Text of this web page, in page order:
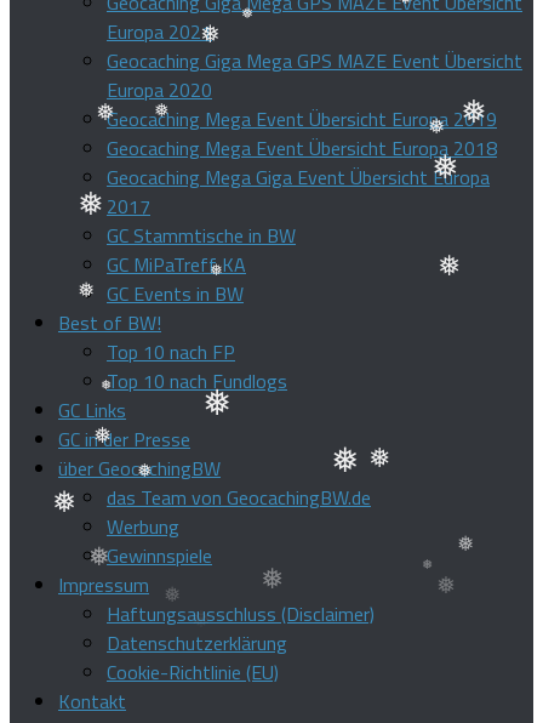
❅
❅
❅
❅
❅
❅
❅
❅
❅
❅
Europa 2021
Geocaching Giga Mega GPS MAZE Event Übersicht
Europa 2020
Geocaching Mega Event Übersicht Europa 2019
Geocaching Mega Event Übersicht Europa 2018
Geocaching Mega Giga Event Übersicht Europa
2017
GC Stammtische in BW
GC MiPaTreff KA
GC Events in BW
Best of BW!
Top 10 nach FP
Top 10 nach Fundlogs
GC Links
GC in der Presse
über GeocachingBW
das Team von GeocachingBW.de
Werbung
Gewinnspiele
Impressum
Haftungsausschluss (Disclaimer)
Datenschutzerklärung
Cookie-Richtlinie (EU)
Kontakt